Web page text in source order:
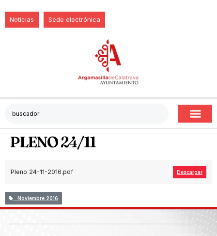
Noticias Sede electrónica
PLENO 24/11
Pleno 24-11-2016.pdf Descargar
Noviembre 2016